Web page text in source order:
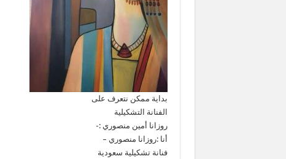
بداية ممكن نتعرف على
الفنانة التشكيلية
روزانا أمين منصوري :-
أنا :روزانا منصوري –
فنانة تشكيلية سعودية